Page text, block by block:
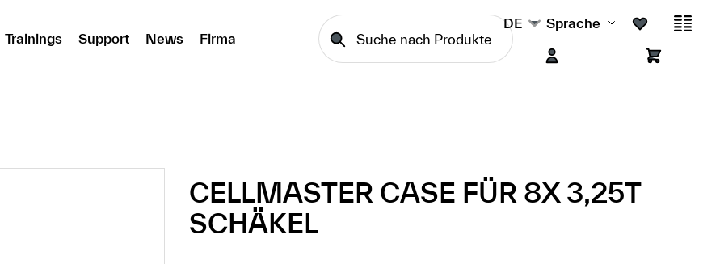
Trainings Support News Firma
DE Sprache
CELLMASTER CASE FÜR 8X 3,25T
SCHÄKEL